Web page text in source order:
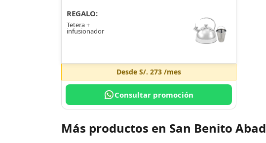
REGALO:
Tetera +
infusionador
Desde S/. 273/mes
Consultar promoción
Más productos en San Benito Abad